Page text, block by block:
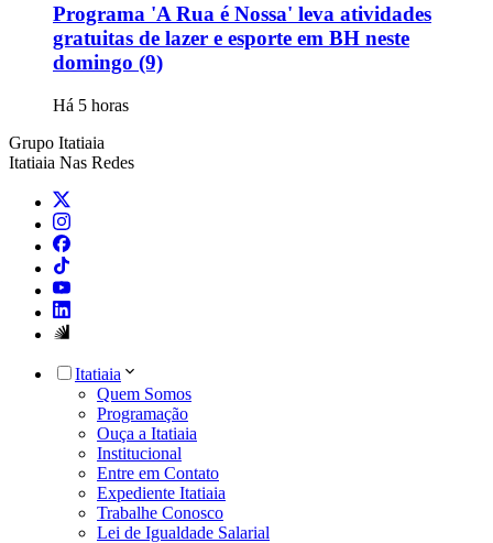
Programa 'A Rua é Nossa' leva atividades
gratuitas de lazer e esporte em BH neste
domingo (9)
Há 5 horas
Grupo Itatiaia
Itatiaia Nas Redes
Itatiaia
Quem Somos
Programação
Ouça a Itatiaia
Institucional
Entre em Contato
Expediente Itatiaia
Trabalhe Conosco
Lei de Igualdade Salarial